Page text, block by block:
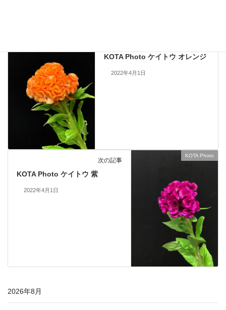
KOTA Photo ケイトウ オレンジ
2022年4月1日
KOTA Photo
次の記事
KOTA Photo ケイトウ 紫
2022年4月1日
2026年8月